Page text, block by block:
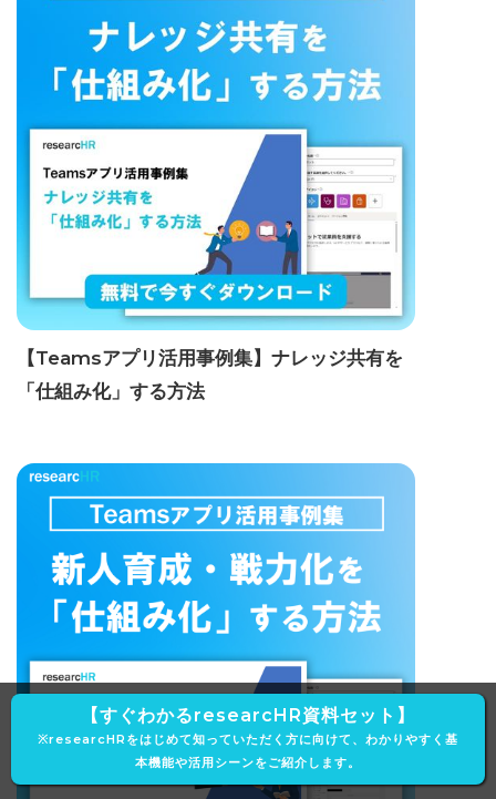
【Teamsアプリ活用事例集】ナレッジ共有を
「仕組み化」する方法
【すぐわかるresearcHR資料セット】
※researcHRをはじめて知っていただく方に向けて、わかりやすく基
本機能や活用シーンをご紹介します。